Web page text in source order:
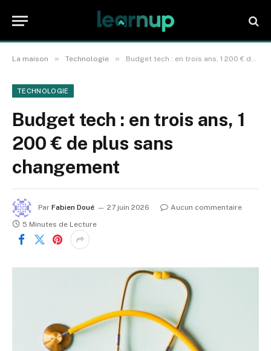
La maison » Technologie » Budget tech : en trois ans, 1 200 € de plus sans changement
TECHNOLOGIE
Budget tech : en trois ans, 1
200 € de plus sans
changement
Par Fabien Doué 27 juin 2026
Aucun commentaire
5 Minutes de Lecture